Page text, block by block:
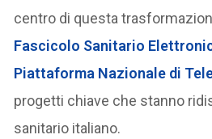
centro di questa
Fascicolo Sanitario
Piattaforma Nazionale di
progetti chiave che stanno
sanitario italiano.